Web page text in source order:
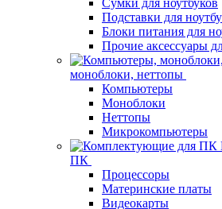
Подставки для
Блоки питания для
Прочие аксессуары
моноблоки, неттопы
Компьютеры
Моноблоки
Неттопы
Микрокомпьютеры
ПК
Процессоры
Материнские платы
Видеокарты